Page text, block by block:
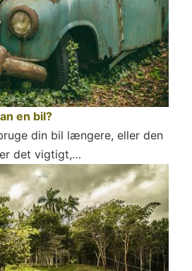
en bil?
din bil længere, eller den
det vigtigt,…